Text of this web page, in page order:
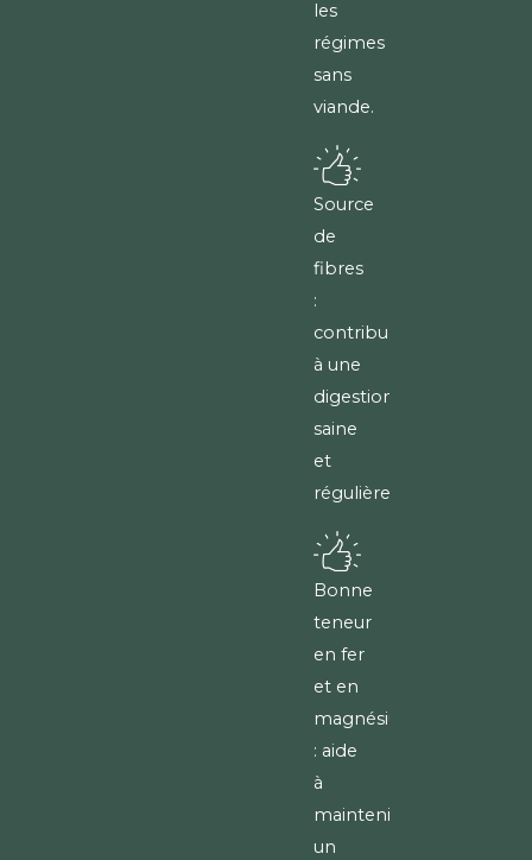
les
régimes
sans
viande.
Source
de
fibres
:
contribue
à une
digestion
saine
et
régulière.
Bonne
teneur
en fer
et en
magnésium
: aide
à
maintenir
un